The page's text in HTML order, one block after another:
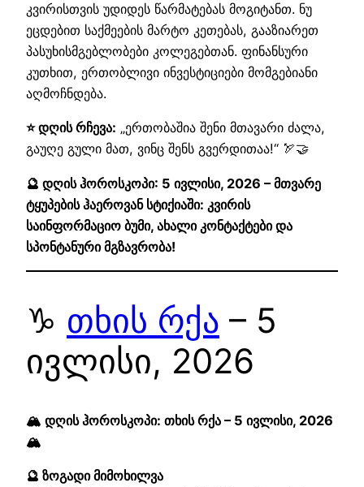
კვირისთვის უდიდეს წარმატებას მოგიტანთ. ნუ
ეცდებით საქმეების მარტო კეთებას, გააზიარეთ
პასუხისმგებლობები კოლეგებთან. ფინანსური
კუთხით, ერთობლივი ინვესტიციები მომგებიანი
აღმოჩნდება.
⭐ დღის რჩევა: „ერთობაშია შენი მთავარი ძალა,
გაუღე გული მათ, ვინც შენს გვერდითაა!“ 🏹🤝
🔮 დღის ჰოროსკოპი: 5 ივლისი, 2026 – მთვარე
ტყუპების ჰაეროვან სტიქიაში: კვირის
საინფორმაციო ბუმი, ახალი კონტაქტები და
სპონტანური მგზავრობა!
♑ თხის რქა – 5
ივლისი, 2026
🏔️ დღის ჰოროსკოპი: თხის რქა – 5 ივლისი, 2026
🏔️
🔮 ზოგადი მიმოხილვა